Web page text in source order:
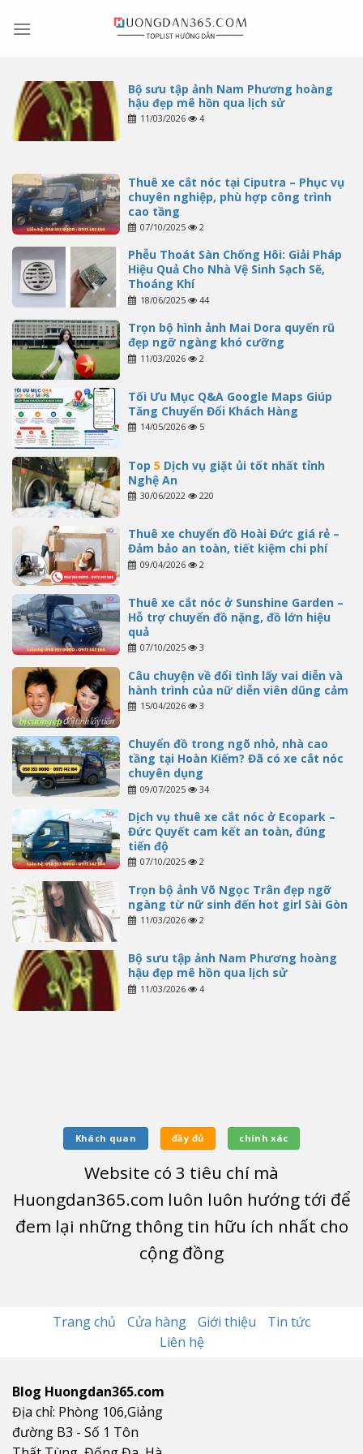
Bộ sưu tập ảnh Nam Phương hoàng
hậu đẹp mê hồn qua lịch sử
11/03/2026 4
Thuê xe cắt nóc tại Ciputra – Phục vụ
chuyên nghiệp, phù hợp công trình
cao tầng
07/10/2025 2
Phễu Thoát Sàn Chống Hôi: Giải Pháp
Hiệu Quả Cho Nhà Vệ Sinh Sạch Sẽ,
Thoáng Khí
18/06/2025 44
Trọn bộ hình ảnh Mai Dora quyến rũ
đẹp ngỡ ngàng khó cưỡng
11/03/2026 2
Tối Ưu Mục Q&A Google Maps Giúp
Tăng Chuyển Đổi Khách Hàng
14/05/2026 5
Top 5 Dịch vụ giặt ủi tốt nhất tỉnh
Nghệ An
30/06/2022 220
Thuê xe chuyển đồ Hoài Đức giá rẻ –
Đảm bảo an toàn, tiết kiệm chi phí
09/04/2026 2
Thuê xe cắt nóc ở Sunshine Garden –
Hỗ trợ chuyển đồ nặng, đồ lớn hiệu
quả
07/10/2025 3
Câu chuyện về đổi tình lấy vai diễn và
hành trình của nữ diễn viên dũng cảm
15/04/2026 3
Chuyển đồ trong ngõ nhỏ, nhà cao
tầng tại Hoàn Kiếm? Đã có xe cắt nóc
chuyên dụng
09/07/2025 34
Dịch vụ thuê xe cắt nóc ở Ecopark –
Đức Quyết cam kết an toàn, đúng
tiến độ
07/10/2025 2
Trọn bộ ảnh Võ Ngọc Trân đẹp ngỡ
ngàng từ nữ sinh đến hot girl Sài Gòn
11/03/2026 2
Bộ sưu tập ảnh Nam Phương hoàng
hậu đẹp mê hồn qua lịch sử
11/03/2026 4
Khách quan đầy đủ chính xác
Website có 3 tiêu chí mà
Huongdan365.com luôn luôn hướng tới để
đem lại những thông tin hữu ích nhất cho
cộng đồng
Trang chủ Cửa hàng Giới thiệu
Tin tức
Liên hệ
Blog Huongdan365.com
Địa chỉ: Phòng 106,Giảng
đường B3 - Số 1 Tôn